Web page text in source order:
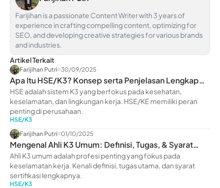
Farijihan is a passionate Content Writer with 3 years of
experience in crafting compelling content, optimizing for
SEO, and developing creative strategies for various brands
and industries.
Artikel Terkait
Farijihan Putri 30/09/2025
Apa Itu HSE/K3? Konsep serta Penjelasan Lengkap
untuk Pemula
HSE adalah sistem K3 yang berfokus pada kesehatan,
keselamatan, dan lingkungan kerja. HSE/KE memiliki peran
penting di perusahaan.
HSE/K3
Farijihan Putri 01/10/2025
Mengenal Ahli K3 Umum: Definisi, Tugas, & Syarat
Sertifikasi
Ahli K3 umum adalah profesi penting yang fokus pada
keselamatan kerja. Kenali definisi, tugas utama, dan syarat
sertifikasi lengkapnya.
HSE/K3